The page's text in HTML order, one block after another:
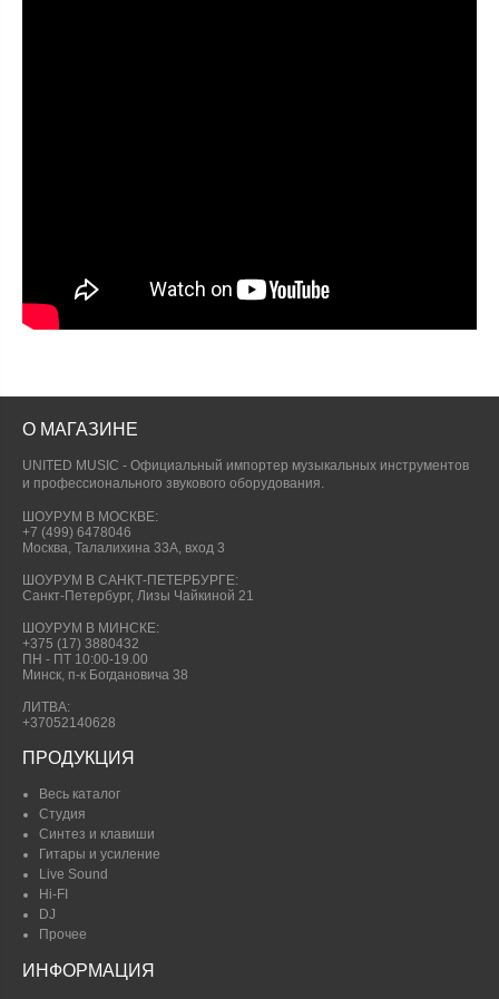
О МАГАЗИНЕ
UNITED MUSIC - Официальный импортер музыкальных инструментов
и профессионального звукового оборудования.
ШОУРУМ В МОСКВЕ:
+7 (499) 6478046
Москва, Талалихина 33А, вход 3
ШОУРУМ В САНКТ-ПЕТЕРБУРГЕ:
Санкт-Петербург, Лизы Чайкиной 21
ШОУРУМ В МИНСКЕ:
+375 (17) 3880432
ПН - ПТ 10:00-19.00
Минск, п-к Богдановича 38
ЛИТВА:
+37052140628
ПРОДУКЦИЯ
Весь каталог
Студия
Синтез и клавиши
Гитары и усиление
Live Sound
Hi-FI
DJ
Прочее
ИНФОРМАЦИЯ